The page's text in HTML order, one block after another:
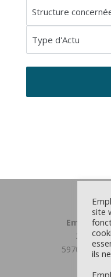
concernée
d'Actu
Emploi et
23
59708
site
ils